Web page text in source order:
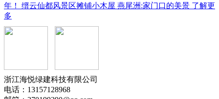
年！ 缙云仙都风景区摊铺小木屋 燕尾洲:家门口的美景 了解更
多
浙江海悦绿建科技有限公司
电话：13157128968